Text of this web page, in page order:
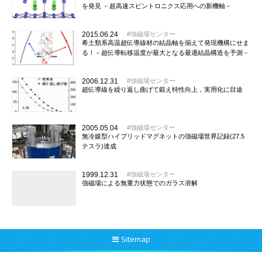
を発見 －超高速スピントロニクス応用への新機軸－
2015.06.24
強磁場センター
希土類系高温超伝導線材の結晶軸を揃えて発現機構にせま
る！－超伝導転移温度が最大となる最適結晶構造を予測－
2006.12.31
強磁場センター
超伝導線を繰り返し曲げて鍛え特性向上，実用化に目途
2005.05.04
強磁場センター
無冷媒型ハイブリッドマグネットの強磁場世界記録(27.5
テスラ)達成
1999.12.31
強磁場センター
強磁場による無重力状態でのガラス溶解
Sitemap